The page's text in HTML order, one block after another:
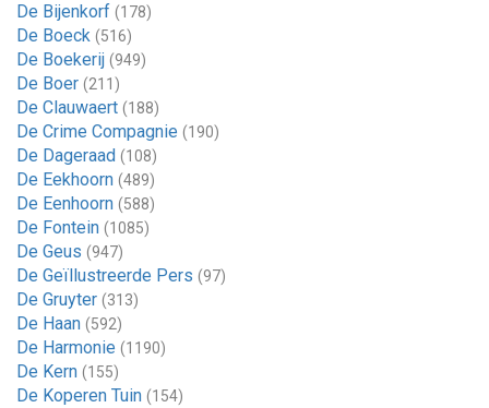
De Bijenkorf (178)
De Boeck (516)
De Boekerij (949)
De Boer (211)
De Clauwaert (188)
De Crime Compagnie (190)
De Dageraad (108)
De Eekhoorn (489)
De Eenhoorn (588)
De Fontein (1085)
De Geus (947)
De Geïllustreerde Pers (97)
De Gruyter (313)
De Haan (592)
De Harmonie (1190)
De Kern (155)
De Koperen Tuin (154)